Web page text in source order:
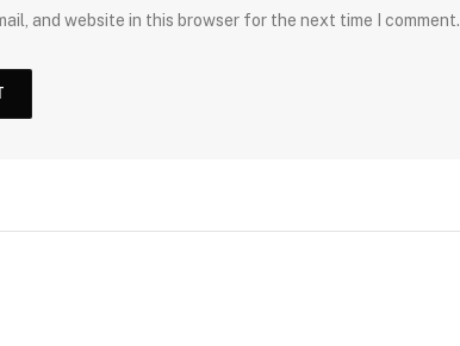
and website in this browser for the next time I comment.